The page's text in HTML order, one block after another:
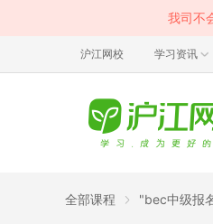
我司不
沪江网校 学习资讯
全部课程 "bec中级报